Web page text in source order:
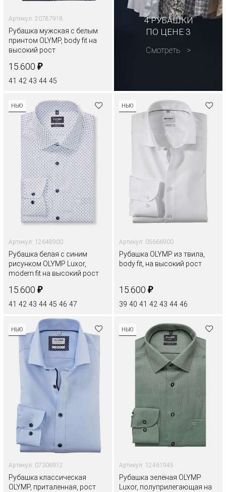
Артикул: 20787918
Рубашка мужская с белым
принтом OLYMP, body fit на
высокий рост
15.600 ₽
41 42 43 44 45
4 РУБАШКИ
ПО ЦЕНЕ 3
Смотреть
НЬЮ
Артикул: 12648900
Рубашка белая с синим
рисунком OLYMP Luxor,
modern fit на высокий рост
15.600 ₽
41 42 43 44 45 46 47
НЬЮ
Артикул: 05666900
Рубашка OLYMP из твила,
body fit, на высокий рост
15.600 ₽
39 40 41 42 43 44 46
НЬЮ
Артикул: 07306912
Рубашка классическая
OLYMP, приталенная, рост
НЬЮ
Артикул: 12461945
Рубашка зелёная OLYMP
Luxor, полуприлегающая на